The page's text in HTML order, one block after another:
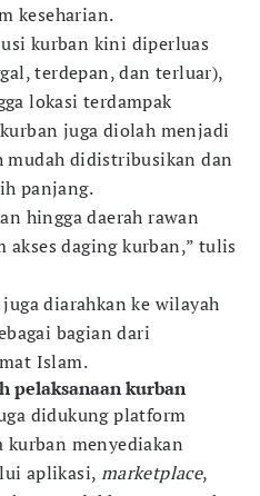
keseharian.
kurban kini diperluas
terdepan, dan terluar),
lokasi terdampak
juga diolah menjadi
mudah didistribusikan dan
panjang.
hingga daerah rawan
daging kurban,” tulis
diarahkan ke wilayah
bagian dari
Islam.
pelaksanaan kurban
didukung platform
kurban menyediakan
aplikasi, marketplace,